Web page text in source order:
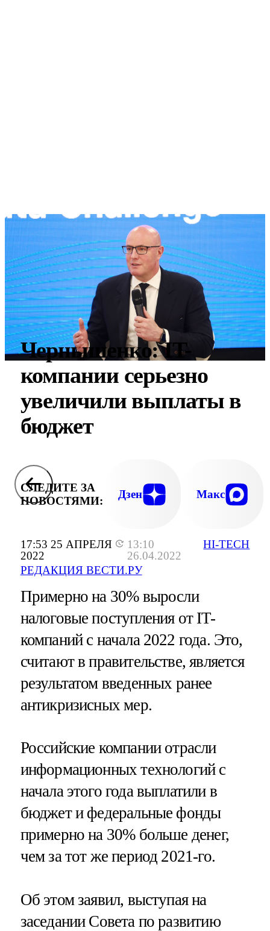
17:53 25 АПРЕЛЯ
2022
13:10
26.04.2022
РЕДАКЦИЯ ВЕСТИ.РУ
HI-TECH
Чернышенко: IT-
компании серьезно
увеличили выплаты в
бюджет
СЛЕДИТЕ ЗА
НОВОСТЯМИ:
Дзен Макс
Примерно на 30% выросли
налоговые поступления от IT-
компаний с начала 2022 года. Это,
считают в правительстве, является
результатом введенных ранее
антикризисных мер.
Российские компании отрасли
информационных технологий с
начала этого года выплатили в
бюджет и федеральные фонды
примерно на 30% больше денег,
чем за тот же период 2021-го.
Об этом заявил, выступая на
заседании Совета по развитию